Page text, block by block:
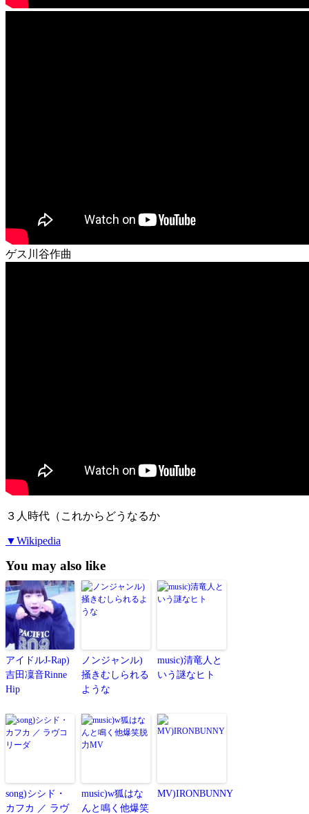
ゲス川谷作曲
３人時代（これからどうなるか
▼Wikipedia
You may also like
アイドルJ-Rap)
吉田凜音Rinne
Hip
ノンジャンル)
掻きむしられる
ような
music)清竜人と
いう謎なヒト
song)シシド・
カフカ ／ ラヴ
music)w狐はな
んと鳴く他爆笑
MV)IRONBUNNY